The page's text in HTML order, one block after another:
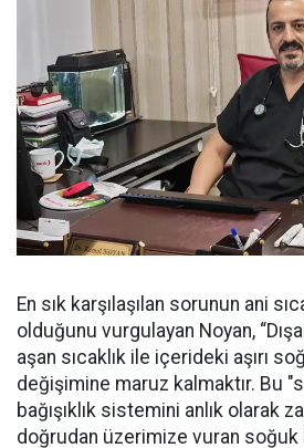
En sık karşılaşılan sorunun ani
olduğunu vurgulayan Noyan,
aşan sıcaklık ile içerideki aşırı
değişimine maruz kalmaktır. Bu
bağışıklık sistemini anlık olarak
doğrudan üzerimize vuran soğuk